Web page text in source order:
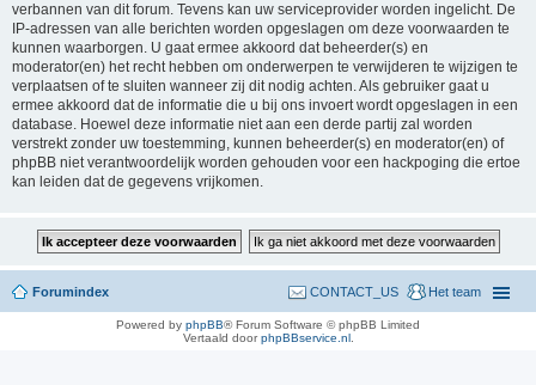
verbannen van dit forum. Tevens kan uw serviceprovider worden ingelicht. De
IP-adressen van alle berichten worden opgeslagen om deze voorwaarden te
kunnen waarborgen. U gaat ermee akkoord dat beheerder(s) en
moderator(en) het recht hebben om onderwerpen te verwijderen te wijzigen te
verplaatsen of te sluiten wanneer zij dit nodig achten. Als gebruiker gaat u
ermee akkoord dat de informatie die u bij ons invoert wordt opgeslagen in een
database. Hoewel deze informatie niet aan een derde partij zal worden
verstrekt zonder uw toestemming, kunnen beheerder(s) en moderator(en) of
phpBB niet verantwoordelijk worden gehouden voor een hackpoging die ertoe
kan leiden dat de gegevens vrijkomen.
Forumindex Het team
CONTACT_US
Powered by phpBB® Forum Software © phpBB Limited
Vertaald doorphpBBservice.nl.